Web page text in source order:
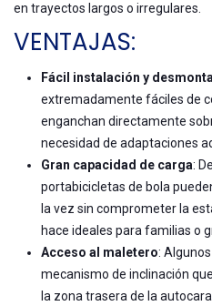
en trayectos largos o irregulares.
VENTAJAS:
Fácil instalación y
extremadamente fáciles de
enganchan directamente
necesidad de adaptaciones
Gran capacidad de carga:
portabicicletas de bola
la vez sin comprometer la
hace ideales para familias o
Acceso al maletero:
mecanismo de inclinación
la zona trasera de la